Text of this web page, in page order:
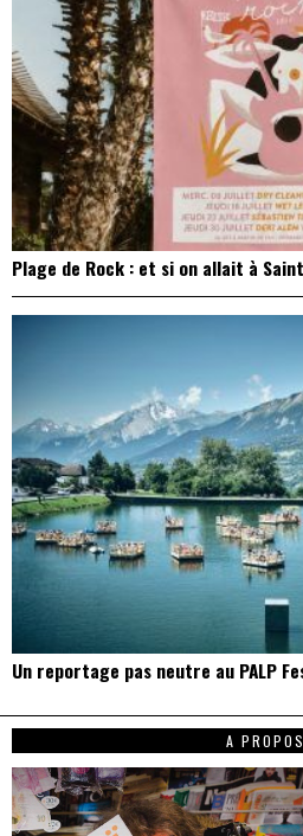
Plage de Rock : et si on allait à
Un reportage pas neutre au PALP
A PROPOS